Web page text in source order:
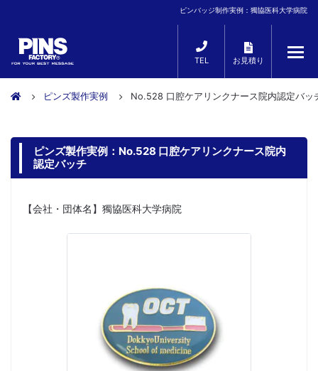
ピンバッジ制作実例：獨協医科大学病院
TEL お見積り
ピンズ製作実例 No.528 口腔ケアリンクナース院内認定バッ
ピンズ製作実例：No.528 口腔ケアリンクナース院内
認定バッチ
【会社・団体名】獨協医科大学病院